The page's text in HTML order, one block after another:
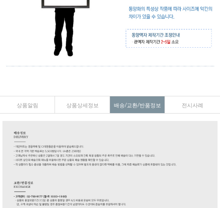
상품알림 상품상세정보 배송/교환/반품정보 전시사례